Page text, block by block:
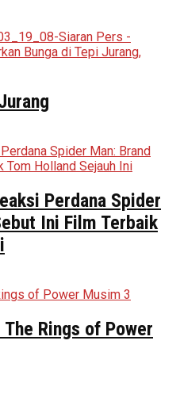
Perdana Spider
Ini Film Terbaik
Rings of Power